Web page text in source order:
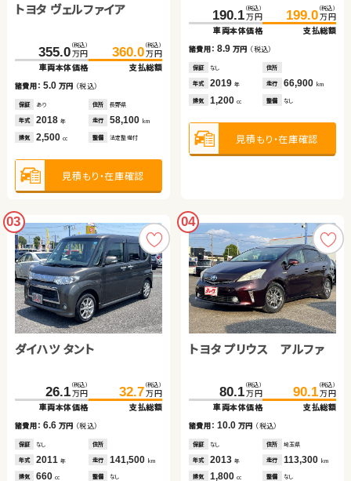
トヨタ ヴェルファイア
355.0 （税込）
万円
車両本体価格
360.0 （税込）
万円
支払総額
諸費用：5.0 万円 （税込）
保証 あり 住所 長野県
年式 2018 年 走行 58,100 km
排気 2,500 cc 整備 法定整備付
見積もり・在庫確認
190.1 （税込）
万円
車両本体価格
199.0 （税込）
万円
支払総額
諸費用：8.9 万円 （税込）
保証 なし 住所
年式 2019 年 走行 66,900 km
排気 1,200 cc 整備 なし
見積もり・在庫確認
03
ダイハツ タント
26.1 （税込）
万円
車両本体価格
32.7 （税込）
万円
支払総額
諸費用：6.6 万円 （税込）
保証 なし 住所
年式 2011 年 走行 141,500 km
排気 660 cc 整備 なし
04
トヨタ プリウス アルファ
80.1 （税込）
万円
車両本体価格
90.1 （税込）
万円
支払総額
諸費用：10.0 万円 （税込）
保証 なし 住所 埼玉県
年式 2013 年 走行 113,300 km
排気 1,800 cc 整備 なし